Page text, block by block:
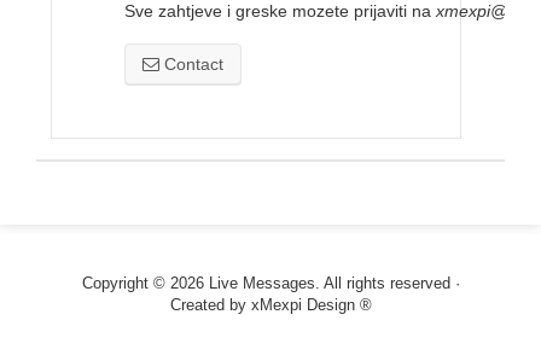
Sve zahtjeve i greske mozete prijaviti na
Contact
Copyright © 2026 Live Messages. All rights reserved ·
Created by xMexpi Design ®